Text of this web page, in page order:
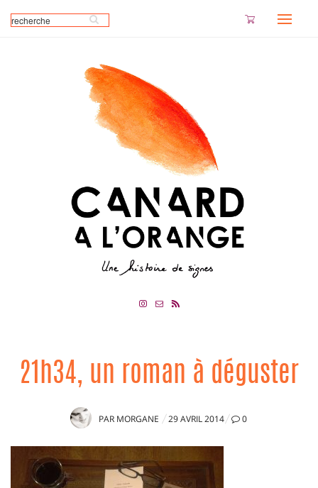
21h34, un roman à déguster
PAR MORGANE
PUBLIÉ
29 AVRIL 2014 0